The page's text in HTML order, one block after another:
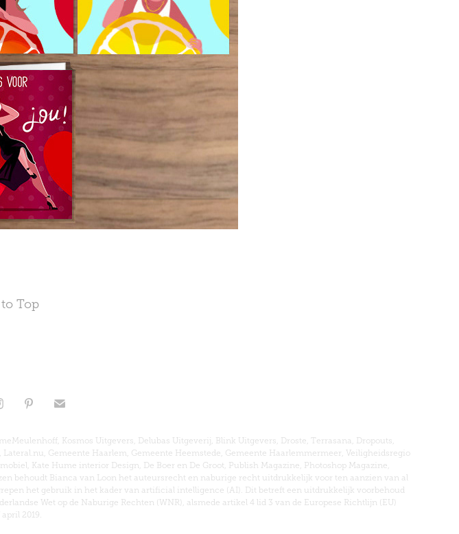
Top
Kosmos Uitgevers, Delubas Uitgeverij, Blink Uitgevers, Droste, Terrasana, Dropouts,
Gemeente Haarlem, Gemeente Heemstede, Gemeente Haarlemmermeer, Veiligheidsregio
Kate Hume interior Design, De Boer en De Groot, Publish Magazine, Photoshop Magazine,
behoudt Bianca van Loon het auteursrecht en naburige recht uitdrukkelijk voor ten aanzien van al
het gebruik in het kader van artificial intelligence (AI). Dit betreft een uitdrukkelijk voorbehoud
Wet op de Naburige Rechten (WNR), alsmede artikel 4 lid 3 van de Europese Richtlijn (EU)
april 2019.